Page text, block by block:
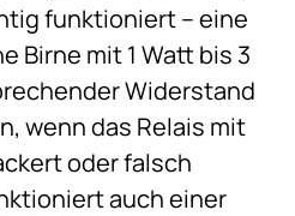
funktioniert – eine
Birne mit 1 Watt bis 3
Widerstand
wenn das Relais mit
oder falsch
auch einer